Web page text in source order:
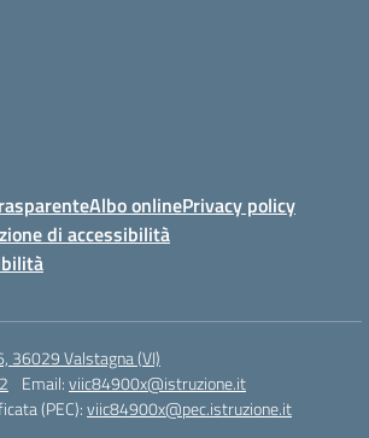
Albo onlinePrivacy policy
di accessibilità
36029 Valstagna (VI)
Email:viic84900x@istruzione.it
(PEC):viic84900x@pec.istruzione.it